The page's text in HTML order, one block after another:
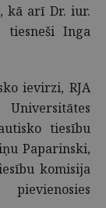
kā arī Dr. iur.
tiesneši Inga
ievirzi, RJA
tiesību
Paparinski,
komisija